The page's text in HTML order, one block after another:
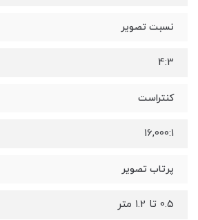
نسبت تصویر
4:3
کنتراست
16,000:1
پرتاب تصویر
0.5 تا 1.2 متر